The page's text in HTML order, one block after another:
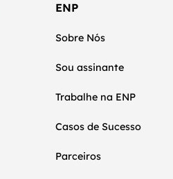
ENP
Sobre Nós
Sou assinante
Trabalhe na ENP
Casos de Sucesso
Parceiros